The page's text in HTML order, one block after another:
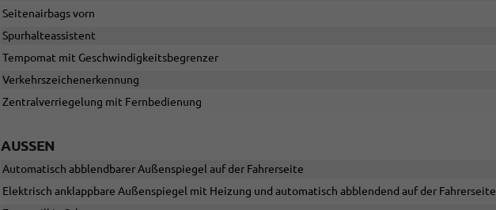
Seitenairbags vorn
Spurhalteassistent
Tempomat mit Geschwindigkeitsbegrenzer
Verkehrszeichenerkennung
Zentralverriegelung mit Fernbedienung
AUSSEN
Automatisch abblendbarer Außenspiegel auf der Fahrerseite
Elektrisch anklappbare Außenspiegel mit Heizung und automatisch abblendend auf der Fahrerseite